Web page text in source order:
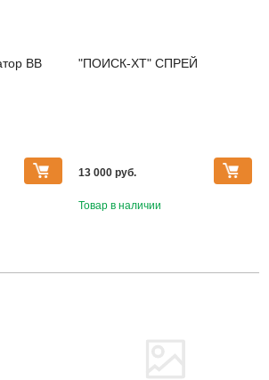
ВВ
"ПОИСК-ХТ" СПРЕЙ
13 000 pуб.
Товар в наличии